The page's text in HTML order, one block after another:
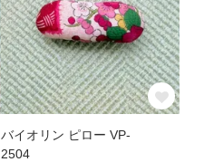
バイオリン ピロー VP-
2504